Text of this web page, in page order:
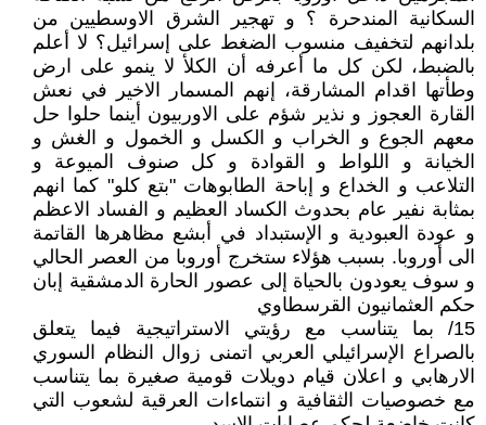
السكانية المندحرة ؟ و تهجير الشرق الاوسطيين من
بلدانهم لتخفيف منسوب الضغط على إسرائيل؟ لا أعلم
بالضبط، لكن كل ما أعرفه أن الكلأ لا ينمو على ارض
وطأتها اقدام المشارقة، إنهم المسمار الاخير في نعش
القارة العجوز و نذير شؤم على الاوربيون أينما حلوا حل
معهم الجوع و الخراب و الكسل و الخمول و الغش و
الخيانة و اللواط و القوادة و كل صنوف الميوعة و
التلاعب و الخداع و إباحة الطابوهات "بتع كلو" كما انهم
بمثابة نفير عام بحدوث الكساد العظيم و الفساد الاعظم
و عودة العبودية و الإستبداد في أبشع مظاهرها القاتمة
الى أوروبا. بسبب هؤلاء ستخرج أوروبا من العصر الحالي
و سوف يعودون بالحياة إلى عصور الحارة الدمشقية إبان
حكم العثمانيون القرسطاوي
15/ بما يتناسب مع رؤيتي الاستراتيجية فيما يتعلق
بالصراع الإسرائيلي العربي اتمنى زوال النظام السوري
الارهابي و اعلان قيام دويلات قومية صغيرة بما يتناسب
مع خصوصيات الثقافية و انتماءات العرقية لشعوب التي